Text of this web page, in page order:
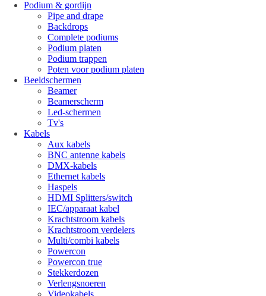
Podium & gordijn
Pipe and drape
Backdrops
Complete podiums
Podium platen
Podium trappen
Poten voor podium platen
Beeldschermen
Beamer
Beamerscherm
Led-schermen
Tv's
Kabels
Aux kabels
BNC antenne kabels
DMX-kabels
Ethernet kabels
Haspels
HDMI Splitters/switch
IEC/apparaat kabel
Krachtstroom kabels
Krachtstroom verdelers
Multi/combi kabels
Powercon
Powercon true
Stekkerdozen
Verlengsnoeren
Videokabels